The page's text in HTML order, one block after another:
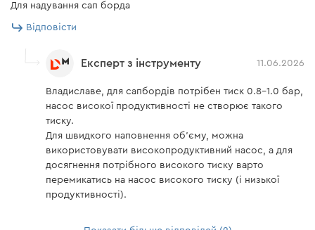
Для надування сап борда
Відповісти
Експерт з інструменту 11.06.2026
Владиславе, для сапбордів потрібен тиск 0.8–1.0 бар,
насос високої продуктивності не створює такого
тиску.
Для швидкого наповнення об'єму, можна
використовувати високопродуктивний насос, а для
досягнення потрібного високого тиску варто
перемикатись на насос високого тиску (і низької
продуктивності).